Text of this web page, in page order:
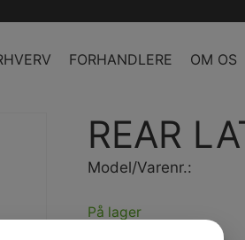
FORHANDLERE OM OS
REAR
Model/Varenr.:
På lager